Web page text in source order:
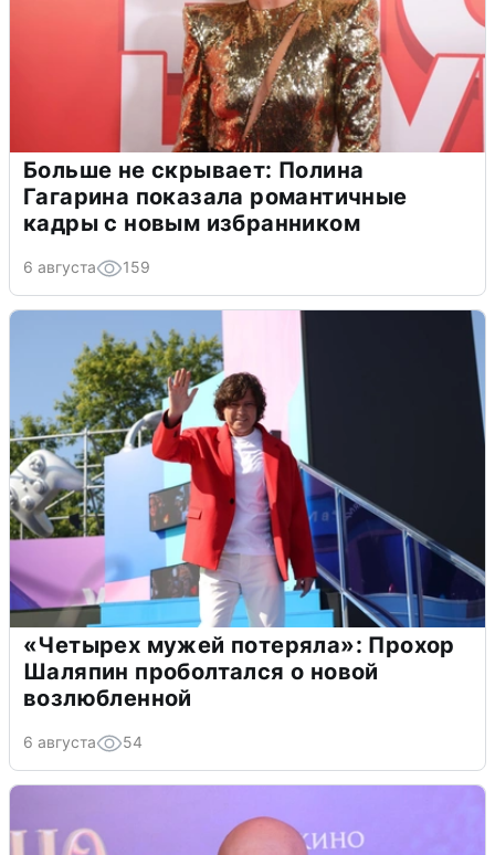
Больше не скрывает: Полина
Гагарина показала романтичные
кадры с новым избранником
6 августа 159
«Четырех мужей потеряла»: Прохор
Шаляпин проболтался о новой
возлюбленной
6 августа 54